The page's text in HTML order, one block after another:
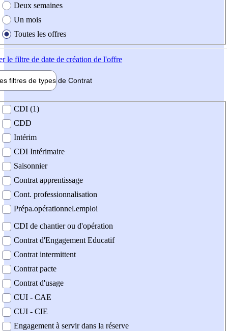
Deux semaines
Un mois
Toutes les offres
le filtre de date de création de l'offre
filtres de types de Contrat
contrat
CDI (1)
CDD
Intérim
CDI Intérimaire
Saisonnier
Contrat apprentissage
Cont. professionnalisation
Prépa.opérationnel.emploi
CDI de chantier ou d'opération
Contrat d'Engagement Educatif
Contrat intermittent
Contrat pacte
Contrat d'usage
CUI - CAE
CUI - CIE
Engagement à servir dans la réserve